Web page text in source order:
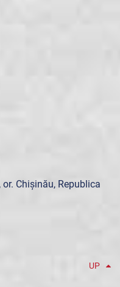
Chișinău, Republica
UP